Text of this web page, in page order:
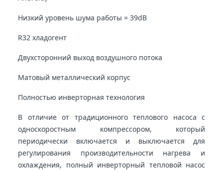
Низкий уровень шума работы = 39dB
R32 хладогент
Двухсторонний выход воздушного потока
Матовый металлический корпус
Полностью инверторная технология
В отличие от традиционного теплового насоса с
односкоростным компрессором, который
периодически включается и выключается для
регулирования производительности нагрева и
охлаждения, полный инверторный тепловой насос